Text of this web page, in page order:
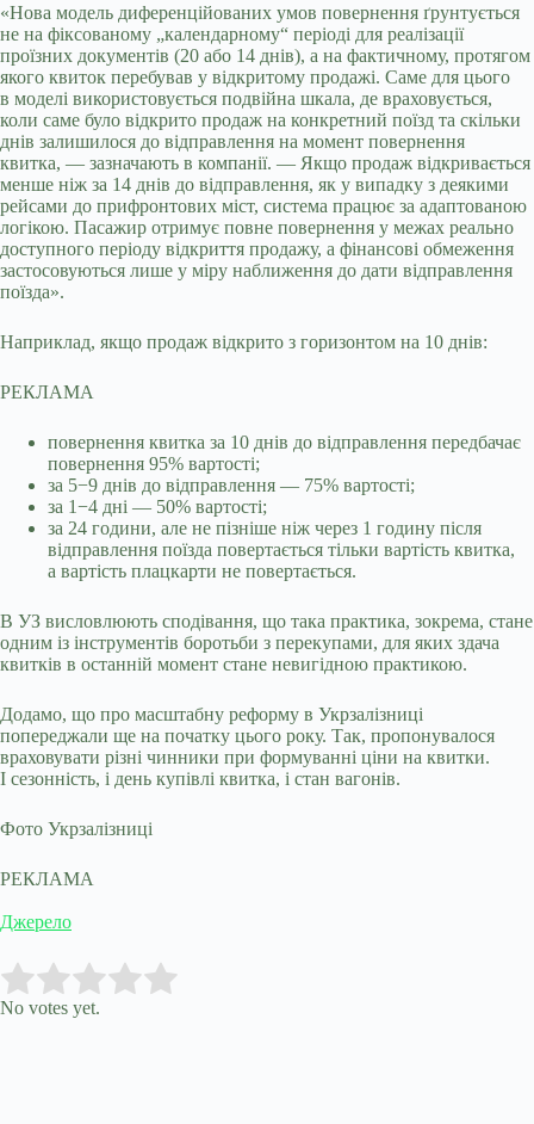
«Нова модель диференційованих умов повернення ґрунтується
не на фіксованому „календарному“ періоді для реалізації
проїзних документів (20 або 14 днів), а на фактичному, протягом
якого квиток перебував у відкритому продажі. Саме для цього
в моделі використовується подвійна шкала, де враховується,
коли саме було відкрито продаж на конкретний поїзд та скільки
днів залишилося до відправлення на момент повернення
квитка, — зазначають в компанії. — Якщо продаж відкривається
менше ніж за 14 днів до відправлення, як у випадку з деякими
рейсами до прифронтових міст, система працює за адаптованою
логікою. Пасажир отримує повне повернення у межах реально
доступного періоду відкриття продажу, а фінансові обмеження
застосовуються лише у міру наближення до дати відправлення
поїзда».
Наприклад, якщо продаж відкрито з горизонтом на 10 днів:
РЕКЛАМА
повернення квитка за 10 днів до відправлення передбачає
повернення 95% вартості;
за 5−9 днів до відправлення — 75% вартості;
за 1−4 дні — 50% вартості;
за 24 години, але не пізніше ніж через 1 годину після
відправлення поїзда повертається тільки вартість квитка,
а вартість плацкарти не повертається.
В УЗ висловлюють сподівання, що така практика, зокрема, стане
одним із інструментів боротьби з перекупами, для яких здача
квитків в останній момент стане невигідною практикою.
Додамо, що про масштабну реформу в Укрзалізниці
попереджали ще на початку цього року. Так, пропонувалося
враховувати різні чинники при формуванні ціни на квитки.
І сезонність, і день купівлі квитка, і стан вагонів.
Фото Укрзалізниці
РЕКЛАМА
Джерело
Rate this item:
No votes yet.